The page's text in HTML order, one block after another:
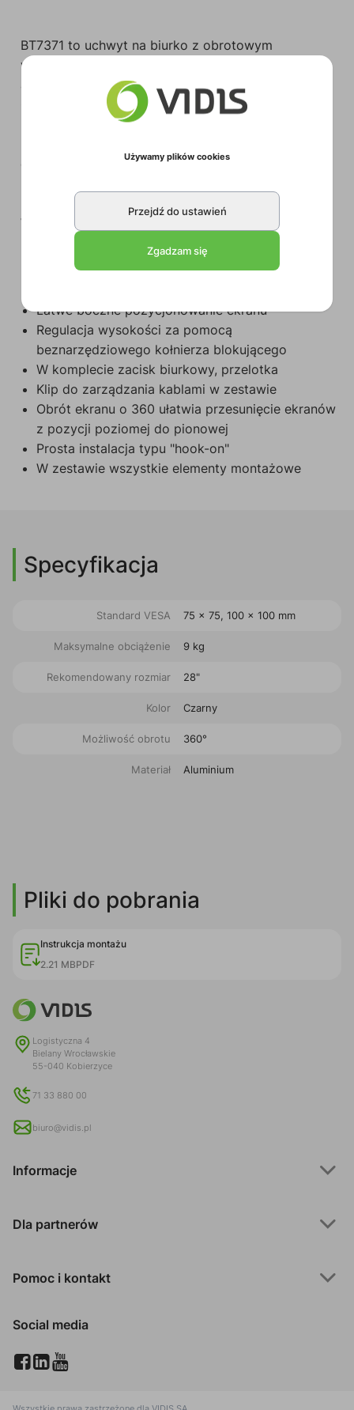
BT7371 to uchwyt na biurko z obrotowym
wykonanym z wytrzymałego aluminium z
anodowanym, polerowanym wykończeniem.
Odpowiedni do ekranów o przekątnej do 28 cali.
Uchwyt można łatwo przymocować do tyłu lub
do zarządzania okablowaniem zapewniają
WŁAŚCIWOŚCI:
Wysokiej jakości estetyka z trwałym,
Łatwe boczne pozycjonowanie ekranu
Regulacja wysokości za pomocą
beznarzędziowego kołnierza blokującego
W komplecie zacisk biurkowy, przelotka
Klip do zarządzania kablami w zestawie
Obrót ekranu o 360 ułatwia przesunięcie ekranów
z pozycji poziomej do pionowej
Prosta instalacja typu "hook-on"
W zestawie wszystkie elementy montażowe
Specyfikacja
Standard VESA 75 x 75, 100 x 100 mm
Maksymalne obciążenie 9 kg
Rekomendowany rozmiar 28"
Kolor Czarny
Możliwość obrotu 360°
Materiał Aluminium
Pliki do pobrania
Instrukcja montażu
2.21 MBPDF
Logistyczna 4
Bielany Wrocławskie
55-040 Kobierzyce
71 33 880 00
biuro@vidis.pl
Informacje
Dla partnerów
Pomoc i kontakt
Social media
Używamy plików cookies
Przejdź do ustawień
Zgadzam się